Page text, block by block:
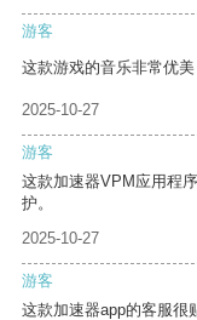
游客
这款游戏的音乐非常优美
2025-10-27
游客
这款加速器VPM应用程
护。
2025-10-27
游客
这款加速器app的客服很